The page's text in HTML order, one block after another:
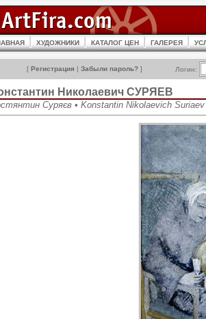
ХУДОЖНИКИ КАТАЛОГ ЦЕН ГАЛЕРЕЯ
[ Регистрация | Забыли пароль? ] Логин:
Николаевич СУРЯЕВ
Суряєв • Konstantin Nikolaevich Suriaev